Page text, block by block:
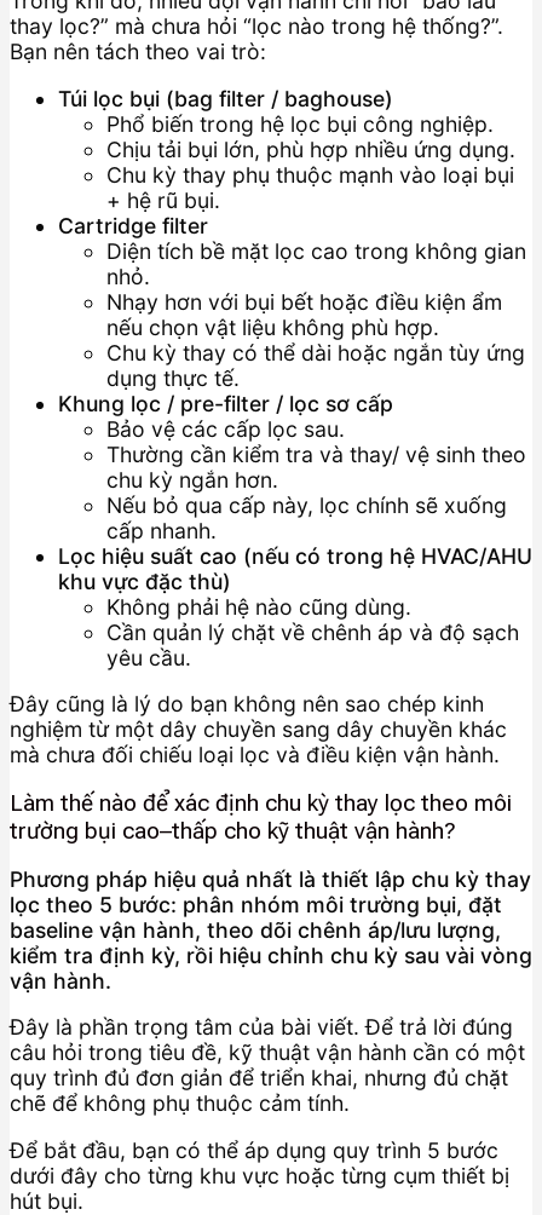
thay lọc?” mà chưa hỏi “lọc nào trong hệ thống?”.
Bạn nên tách theo vai trò:
Túi lọc bụi (bag filter / baghouse)
Phổ biến trong hệ lọc bụi công nghiệp.
Chịu tải bụi lớn, phù hợp nhiều ứng dụng.
Chu kỳ thay phụ thuộc mạnh vào loại bụi
+ hệ rũ bụi.
Cartridge filter
Diện tích bề mặt lọc cao trong không gian
nhỏ.
Nhạy hơn với bụi bết hoặc điều kiện ẩm
nếu chọn vật liệu không phù hợp.
Chu kỳ thay có thể dài hoặc ngắn tùy ứng
dụng thực tế.
Khung lọc / pre-filter / lọc sơ cấp
Bảo vệ các cấp lọc sau.
Thường cần kiểm tra và thay/ vệ sinh theo
chu kỳ ngắn hơn.
Nếu bỏ qua cấp này, lọc chính sẽ xuống
cấp nhanh.
Lọc hiệu suất cao (nếu có trong hệ HVAC/AHU
khu vực đặc thù)
Không phải hệ nào cũng dùng.
Cần quản lý chặt về chênh áp và độ sạch
yêu cầu.
Đây cũng là lý do bạn không nên sao chép kinh
nghiệm từ một dây chuyền sang dây chuyền khác
mà chưa đối chiếu loại lọc và điều kiện vận hành.
Làm thế nào để xác định chu kỳ thay lọc theo môi
trường bụi cao–thấp cho kỹ thuật vận hành?
Phương pháp hiệu quả nhất là thiết lập chu kỳ thay
lọc theo 5 bước: phân nhóm môi trường bụi, đặt
baseline vận hành, theo dõi chênh áp/lưu lượng,
kiểm tra định kỳ, rồi hiệu chỉnh chu kỳ sau vài vòng
vận hành.
Đây là phần trọng tâm của bài viết. Để trả lời đúng
câu hỏi trong tiêu đề, kỹ thuật vận hành cần có một
quy trình đủ đơn giản để triển khai, nhưng đủ chặt
chẽ để không phụ thuộc cảm tính.
Để bắt đầu, bạn có thể áp dụng quy trình 5 bước
dưới đây cho từng khu vực hoặc từng cụm thiết bị
hút bụi.